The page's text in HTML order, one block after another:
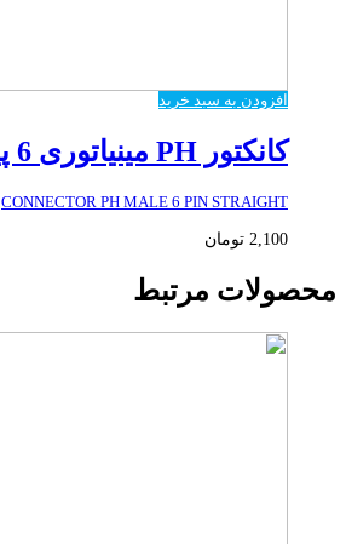
افزودن به سبد خرید
کانکتور PH مینیاتوری 6 پین نر صاف
CONNECTOR PH MALE 6 PIN STRAIGHT
2,100 تومان
محصولات مرتبط